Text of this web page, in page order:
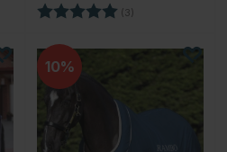
Bewertung: (3)
10